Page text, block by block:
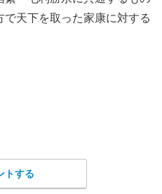
天下を取った家康に対する
トする